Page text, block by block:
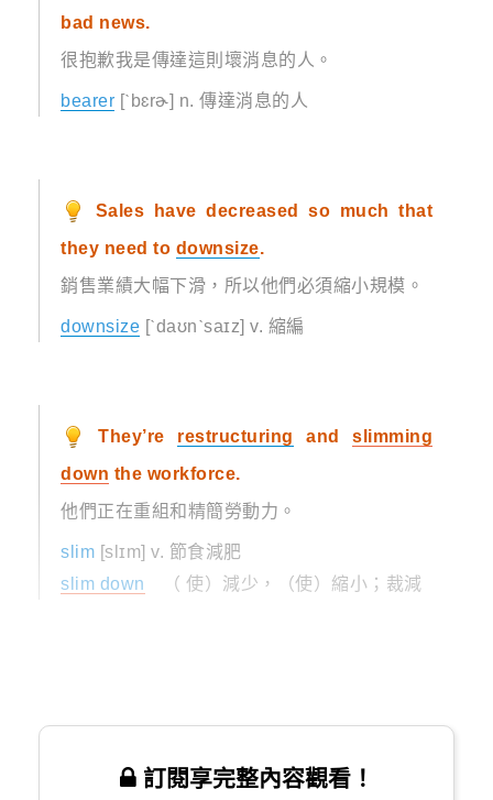
bad news.
很抱歉我是傳達這則壞消息的人。
bearer [ˋbɛrɚ] n. 傳達消息的人
Sales have decreased so much that
they need to downsize.
銷售業績大幅下滑，所以他們必須縮小規模。
downsize [ˋdaʊnˋsaɪz] v. 縮編
They’re restructuring and slimming
down the workforce.
他們正在重組和精簡勞動力。
slim [slɪm] v. 節食減肥
slim down （ 使）減少，（使）縮小；裁減
訂閱享完整內容觀看！